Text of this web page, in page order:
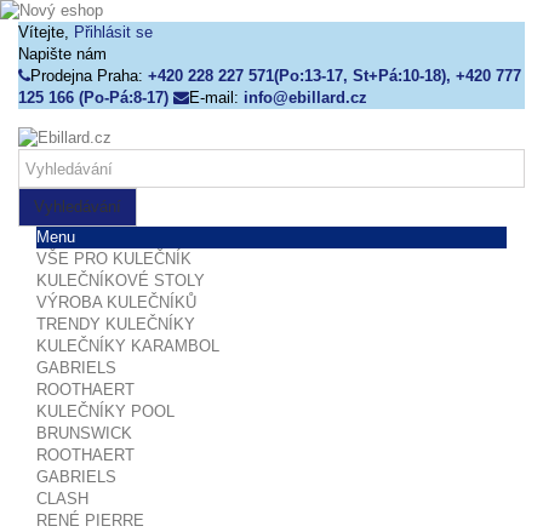
Vítejte, Přihlásit se
Napište nám
Prodejna Praha: +420 228 227 571(Po:13-17, St+Pá:10-18), +420 777
125 166 (Po-Pá:8-17)
E-mail: info@ebillard.cz
Vyhledávání
Menu
VŠE PRO KULEČNÍK
KULEČNÍKOVÉ STOLY
VÝROBA KULEČNÍKŮ
TRENDY KULEČNÍKY
KULEČNÍKY KARAMBOL
GABRIELS
ROOTHAERT
KULEČNÍKY POOL
BRUNSWICK
ROOTHAERT
GABRIELS
CLASH
RENÉ PIERRE